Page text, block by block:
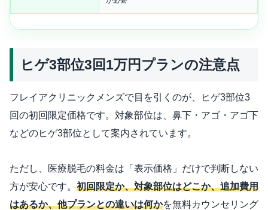
ヒゲ3部位3回1万円プランの注意点
フレイアクリニックメンズで目を引くのが、ヒゲ3部位3
回の初回限定価格です。対象部位は、鼻下・アゴ・アゴ下
などのヒゲ3部位として案内されています。
ただし、医療脱毛の料金は「表示価格」だけで判断しない
方が安心です。 初回限定か、対象部位はどこか、追加費用
はあるか、他プランとの違いは何かを無料カウンセリング